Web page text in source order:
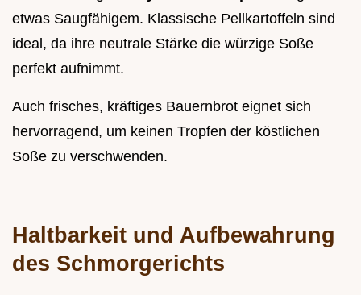
etwas Saugfähigem. Klassische Pellkartoffeln sind
ideal, da ihre neutrale Stärke die würzige Soße
perfekt aufnimmt.
Auch frisches, kräftiges Bauernbrot eignet sich
hervorragend, um keinen Tropfen der köstlichen
Soße zu verschwenden.
Haltbarkeit und Aufbewahrung
des Schmorgerichts